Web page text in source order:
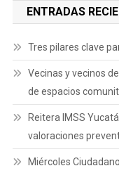
ENTRADAS
Tres pilares clave
Vecinas y vecinos
de espacios
Reitera IMSS
valoraciones
Miércoles